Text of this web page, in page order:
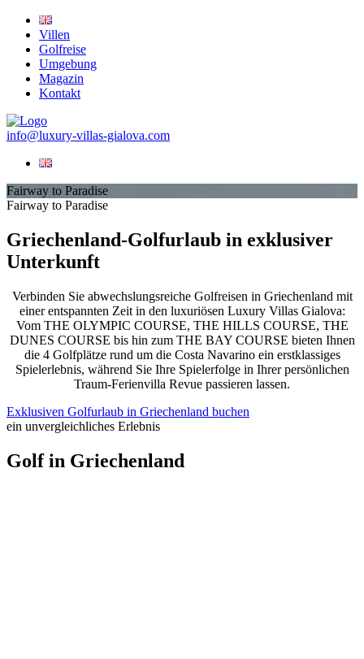
Villen
Golfreise
Umgebung
Magazin
Kontakt
info@luxury-villas-gialova.com
Fairway to Paradise
Fairway to Paradise
Griechenland-Golfurlaub in exklusiver
Unterkunft
Verbinden Sie abwechslungsreiche Golfreisen in Griechenland mit
einer entspannten Zeit in den luxuriösen Luxury Villas Gialova:
Vom THE OLYMPIC COURSE, THE HILLS COURSE, THE
DUNES COURSE bis hin zum THE BAY COURSE bieten Ihnen
die 4 Golfplätze rund um die Costa Navarino ein erstklassiges
Spielerlebnis, während Sie Ihre Spielerfolge in Ihrer persönlichen
Traum-Ferienvilla Revue passieren lassen.
Exklusiven Golfurlaub in Griechenland buchen
ein unvergleichliches Erlebnis
Golf in Griechenland